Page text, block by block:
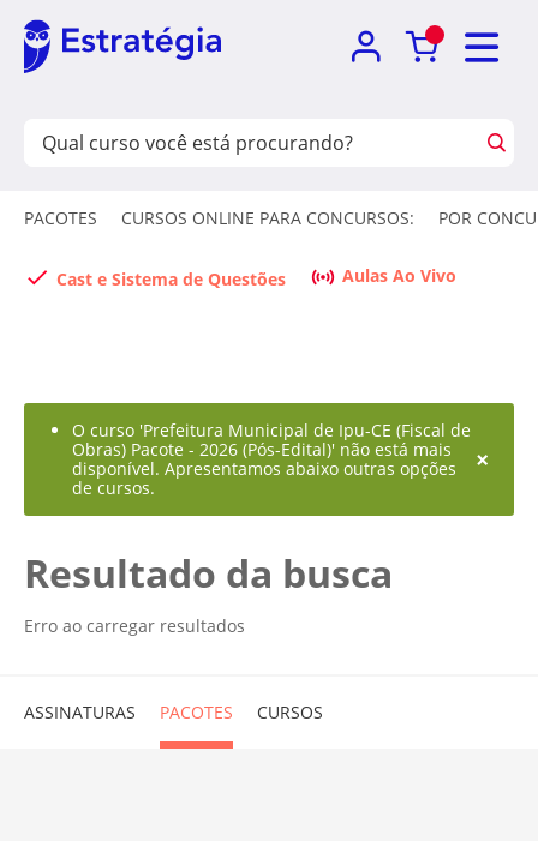
PACOTES CURSOS ONLINE PARA CONCURSOS: POR
Cast e Sistema de Questões Aulas Ao Vivo
O curso 'Prefeitura Municipal de Ipu-CE (Fiscal de
Obras) Pacote - 2026 (Pós-Edital)' não está mais
disponível. Apresentamos abaixo outras opções
de cursos.
×
Resultado da busca
Erro ao carregar resultados
ASSINATURAS PACOTES CURSOS